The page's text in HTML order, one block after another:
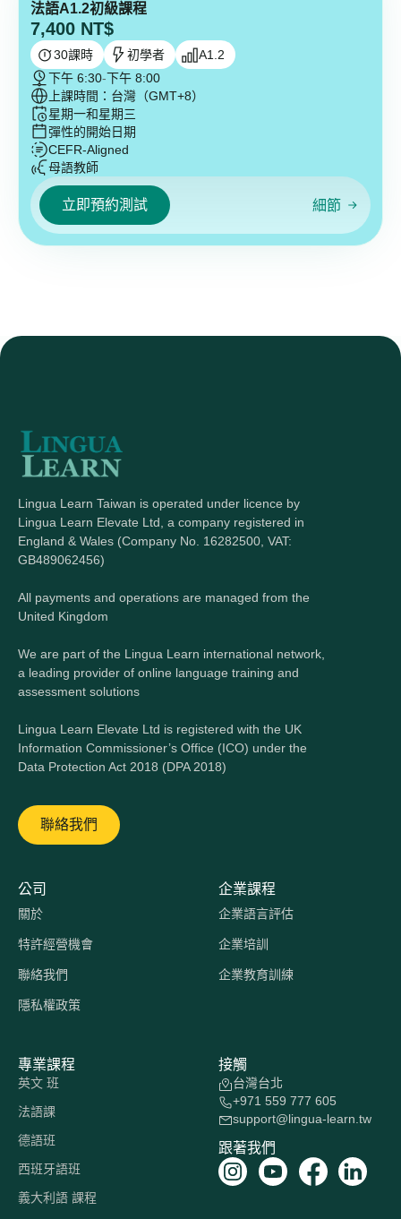
法語A1.2初級課程
7,400 NT$
30課時 初學者
A1.2
下午 6:30-下午 8:00
上課時間：台灣（GMT+8）
星期一和星期三
彈性的開始日期
CEFR-Aligned
母語教師
立即預約測試 細節
Lingua Learn Taiwan is operated under licence by
Lingua Learn Elevate Ltd, a company registered in
England & Wales (Company No. 16282500, VAT:
GB489062456)
All payments and operations are managed from the
United Kingdom
We are part of the Lingua Learn international network,
a leading provider of online language training and
assessment solutions
Lingua Learn Elevate Ltd is registered with the UK
Information Commissioner’s Office (ICO) under the
Data Protection Act 2018 (DPA 2018)
聯絡我們
公司
關於
特許經營機會
聯絡我們
隱私權政策
企業課程
企業語言評估
企業培訓
企業教育訓練
專業課程
英文 班
法語課
德語班
西班牙語班
義大利語 課程
接觸
台灣台北
+971 559 777 605
support@lingua-learn.tw
跟著我們